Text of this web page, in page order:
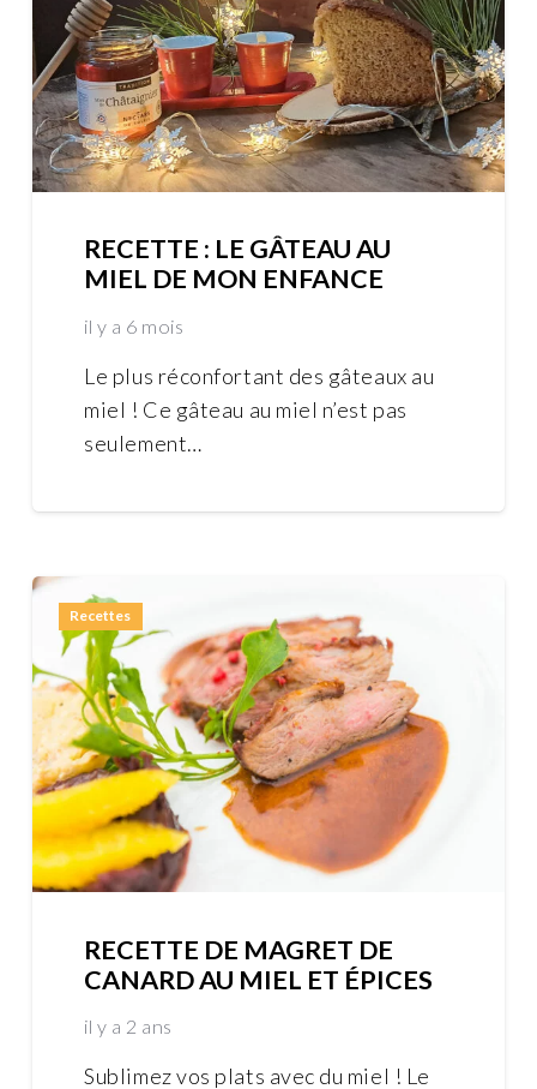
RECETTE : LE GÂTEAU AU
MIEL DE MON ENFANCE
il y a 6 mois
Le plus réconfortant des gâteaux au
miel ! Ce gâteau au miel n’est pas
seulement…
Recettes
RECETTE DE MAGRET DE
CANARD AU MIEL ET ÉPICES
il y a 2 ans
Sublimez vos plats avec du miel ! Le